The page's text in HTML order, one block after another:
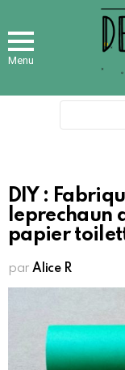
Menu
DIY :
leprechaun
papier
par Alice R